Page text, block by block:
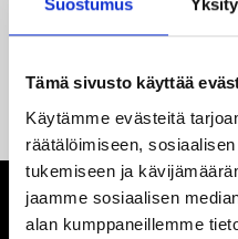
Suostumus
Tämä sivusto käyttää
Käytämme evästeitä
räätälöimiseen,
tukemiseen ja
jaamme sosiaalisen
alan kumppaneillemme
14.05.2026
kahden vuoden sopimuksella